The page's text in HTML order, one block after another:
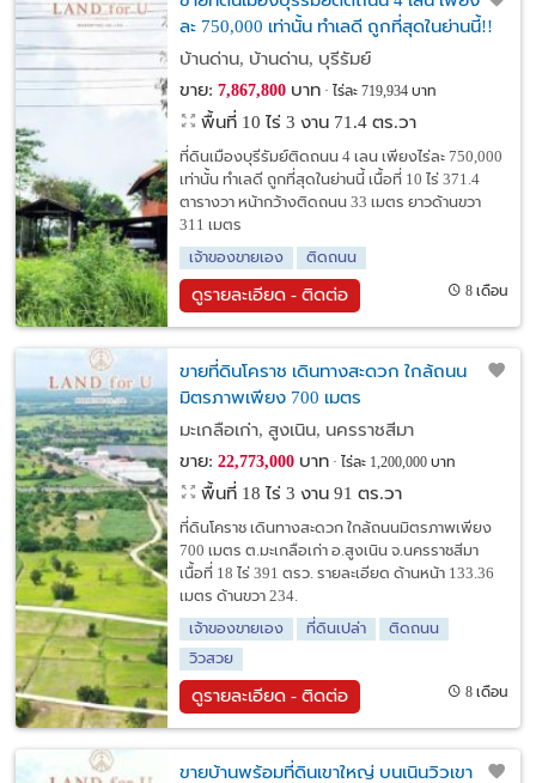
ละ 750,000 เท่านั้น ทำเลดี ถูกที่สุดในย่านนี้!!
บ้านด่าน, บ้านด่าน, บุรีรัมย์
ขาย: 7,867,800บาท ไร่ละ 719,934 บาท
พื้นที่ 10 ไร่ 3 งาน 71.4 ตร.วา
ที่ดินเมืองบุรีรัมย์ติดถนน 4 เลน เพียงไร่ละ 750,000
เท่านั้น ทำเลดี ถูกที่สุดในย่านนี้ เนื้อที่ 10 ไร่ 371.4
ตารางวา หน้ากว้างติดถนน 33 เมตร ยาวด้านขวา
311 เมตร
เจ้าของขายเอง
ติดถนน
ดูรายละเอียด - ติดต่อ 8 เดือน
ขายที่ดินโคราช เดินทางสะดวก ใกล้ถนน
มิตรภาพเพียง 700 เมตร
มะเกลือเก่า, สูงเนิน, นครราชสีมา
ขาย: 22,773,000บาท ไร่ละ 1,200,000 บาท
พื้นที่ 18 ไร่ 3 งาน 91 ตร.วา
ที่ดินโคราช เดินทางสะดวก ใกล้ถนนมิตรภาพเพียง
700 เมตร ต.มะเกลือเก่า อ.สูงเนิน จ.นครราชสีมา
เนื้อที่ 18 ไร่ 391 ตรว. รายละเอียด ด้านหน้า 133.36
เมตร ด้านขวา 234.
เจ้าของขายเอง
ที่ดินเปล่า
ติดถนน
วิวสวย
ดูรายละเอียด - ติดต่อ 8 เดือน
ขายบ้านพร้อมที่ดินเขาใหญ่ บนเนินวิวเขา